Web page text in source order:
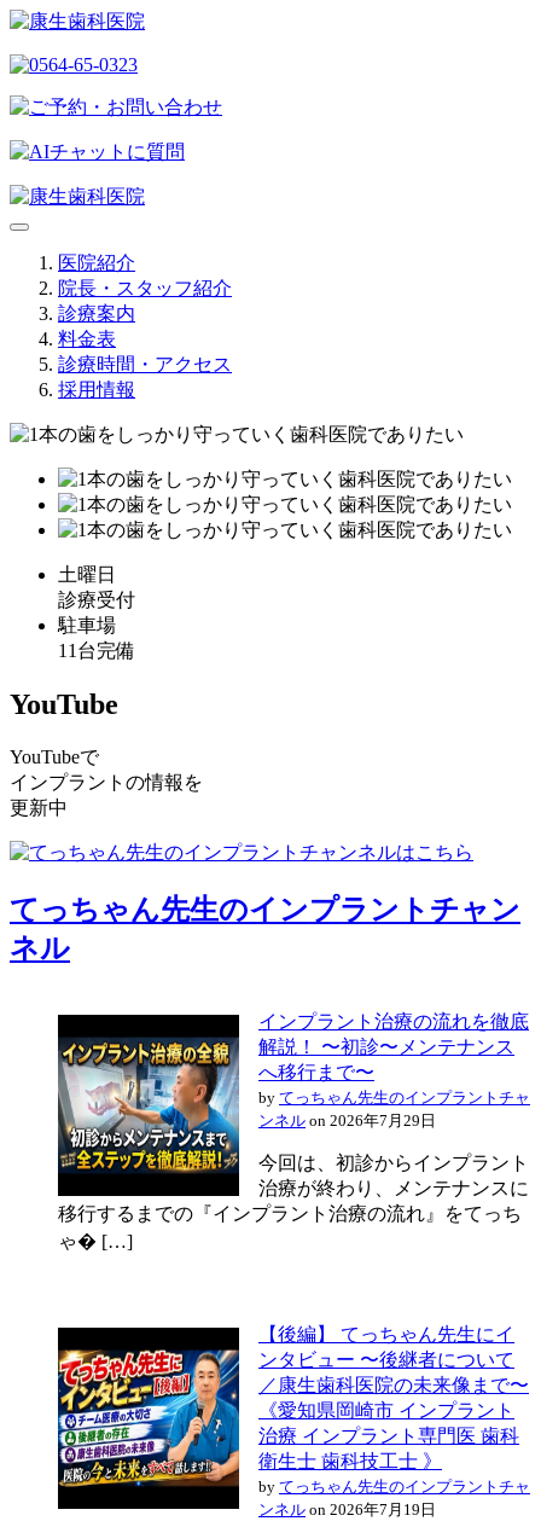
医院紹介
院長・スタッフ紹介
診療案内
料金表
診療時間・アクセス
採用情報
土曜日
診療受付
駐車場
11台完備
YouTube
YouTubeで
インプラントの情報を
更新中
てっちゃん先生のインプラントチャン
ネル
インプラント治療の流れを徹底
解説！ 〜初診〜メンテナンス
へ移行まで〜
by てっちゃん先生のインプラントチャ
ンネル on 2026年7月29日
今回は、初診からインプラント
治療が終わり、メンテナンスに
移行するまでの『インプラント治療の流れ』をてっち
ゃ� […]
【後編】 てっちゃん先生にイ
ンタビュー 〜後継者について
／康生歯科医院の未来像まで〜
《愛知県岡崎市 インプラント
治療 インプラント専門医 歯科
衛生士 歯科技工士 》
by てっちゃん先生のインプラントチャ
ンネル on 2026年7月19日